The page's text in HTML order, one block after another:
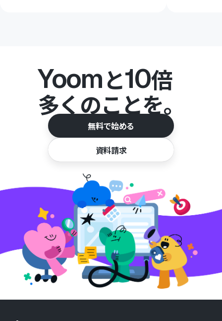
Yoomと10倍
多くのことを。
無料で始める
資料請求